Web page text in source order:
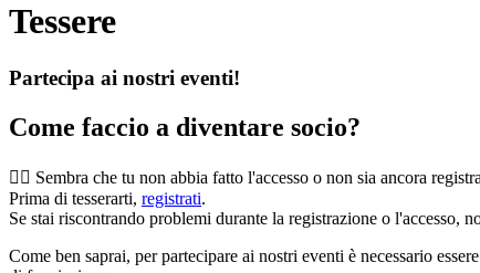
Tessere
Partecipa ai nostri eventi!
Come faccio a diventare socio?
🕵️‍♂️ Sembra che tu non abbia fatto l'accesso o non sia ancora
Prima di tesserarti, registrati.
Se stai riscontrando problemi durante la registrazione o l'accesso,
Come ben saprai, per partecipare ai nostri eventi è necessario